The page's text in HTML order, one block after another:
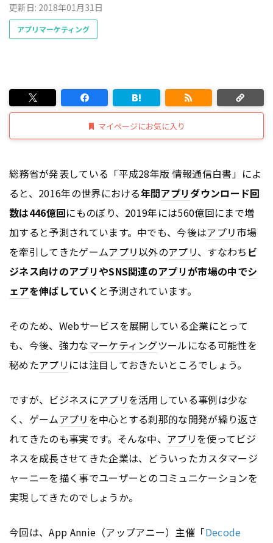
更新日: 2018年01月31日
アプリマーケティング
マイページにお気に入り
総務省が発表している「平成28年版 情報通信白書」によ
ると、2016年の世界における年間アプリダウンロード回
数は446億回にものぼり、2019年には560億回にまで増
加すると予測されています。中でも、今後はアプリ市場
を牽引してきたゲームアプリ以外のアプリ、すなわち ビ
ジネス向けのアプリやSNS関連のアプリが市場の中でシ
ェアを伸ばしていく と予測されています。
そのため、Webサービスを展開している企業にとって
も、今後、強力なマーケティングツールになる可能性を
秘めたアプリ には注目しておきたいところでしょう。
ですが、ビジネスにアプリを活用している事例は少な
く、ゲームアプリ を中心とする刹那的な開発が繰り返さ
れてきたのも事実です。そんな中、 アプリを使ってビジ
ネスを成長させてきた企業は、どういったカスタマージ
ャーニーを描く事でユーザーとのコミュニケーションを
実現してきたのでしょうか。
今回は、App Annie（アップアニー）主催「Decode